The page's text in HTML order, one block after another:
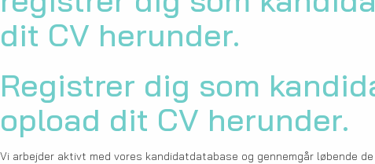
dit CV herunder.
Registrer dig som
opload dit CV herunder.
Vi arbejder aktivt med vores kandidatdatabase og gennemgår løbende